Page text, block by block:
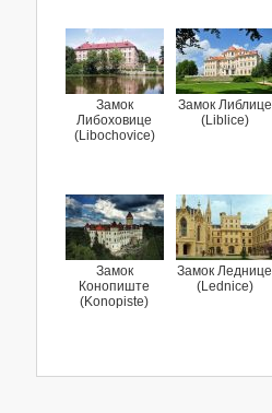
Замок
Либоховице
(Libochovice)
Замок Либлице
(Liblice)
Замок
Конопиште
(Konopiste)
Замок Леднице
(Lednice)